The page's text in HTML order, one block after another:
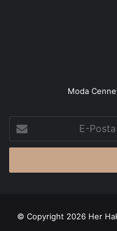
Moda
Posta
adresinizi
© Copyright 2026 Her